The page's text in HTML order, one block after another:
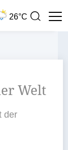
26°C
Suchbegriff
Welt
der